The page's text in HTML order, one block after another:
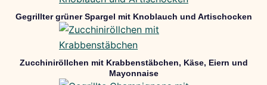
Gegrillter grüner Spargel mit Knoblauch und Artischocken
Zucchiniröllchen mit Krabbenstäbchen, Käse, Eiern und
Mayonnaise